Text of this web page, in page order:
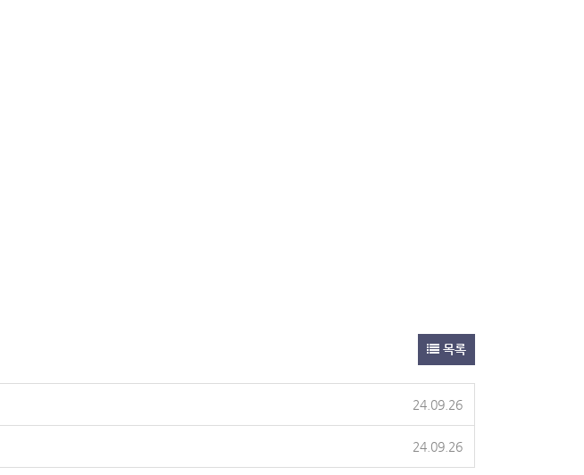
목록
24.09.26
24.09.26